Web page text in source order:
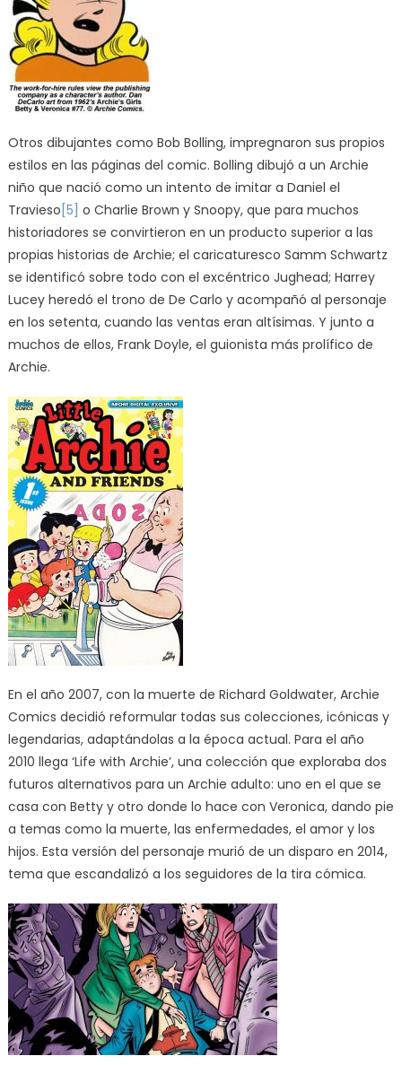
Otros dibujantes como Bob Bolling, impregnaron sus propios
estilos en las páginas del comic. Bolling dibujó a un Archie
niño que nació como un intento de imitar a Daniel el
Travieso [5] o Charlie Brown y Snoopy, que para muchos
historiadores se convirtieron en un producto superior a las
propias historias de Archie; el caricaturesco Samm Schwartz
se identificó sobre todo con el excéntrico Jughead; Harrey
Lucey heredó el trono de De Carlo y acompañó al personaje
en los setenta, cuando las ventas eran altísimas. Y junto a
muchos de ellos, Frank Doyle, el guionista más prolífico de
Archie.
En el año 2007, con la muerte de Richard Goldwater, Archie
Comics decidió reformular todas sus colecciones, icónicas y
legendarias, adaptándolas a la época actual. Para el año
2010 llega ‘Life with Archie’, una colección que exploraba dos
futuros alternativos para un Archie adulto: uno en el que se
casa con Betty y otro donde lo hace con Veronica, dando pie
a temas como la muerte, las enfermedades, el amor y los
hijos. Esta versión del personaje murió de un disparo en 2014,
tema que escandalizó a los seguidores de la tira cómica.